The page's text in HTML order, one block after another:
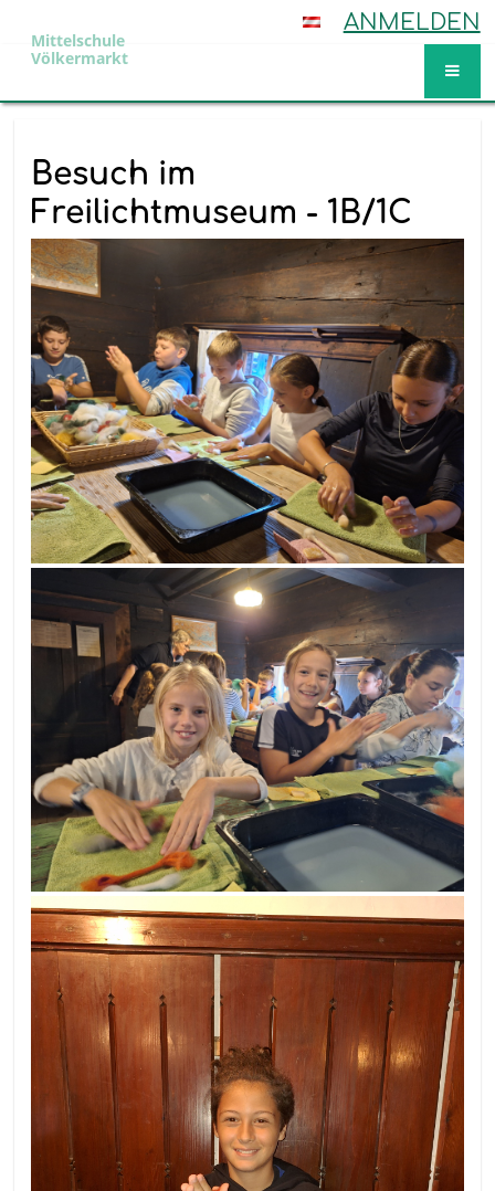
ANMELDEN
Mittelschule
Völkermarkt
Besuch im
Freilichtmuseum - 1B/1C